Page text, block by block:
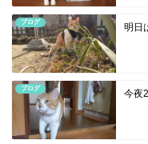
ブログ 明日
ブログ 今夜